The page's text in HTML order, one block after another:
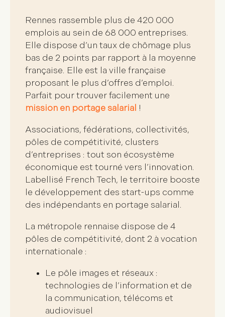
Rennes rassemble plus de 420 000
emplois au sein de 68 000 entreprises.
Elle dispose d’un taux de chômage plus
bas de 2 points par rapport à la moyenne
française. Elle est la ville française
proposant le plus d’offres d’emploi.
Parfait pourtrouver facilement une
mission en portage salarial !
Associations, fédérations, collectivités,
pôles de compétitivité, clusters
d’entreprises : tout son écosystème
économique est tourné vers l’innovation.
Labellisé French Tech, le territoire booste
le développement des start-ups comme
des indépendants en portage salarial.
La métropole rennaise dispose de 4
pôles de compétitivité, dont 2 à vocation
internationale :
Le pôle images et réseaux :
technologies de l’information et de
la communication, télécoms et
audiovisuel